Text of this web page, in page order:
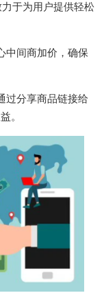
于为用户提供轻松
中间商加价，确保
过分享商品链接给
。